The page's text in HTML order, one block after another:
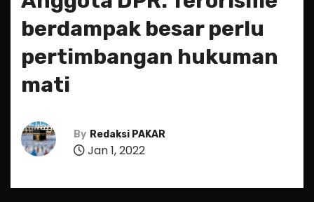
berdampak besar perlu
pertimbangan hukuman
mati
By Redaksi PAKAR
Jan 1, 2022